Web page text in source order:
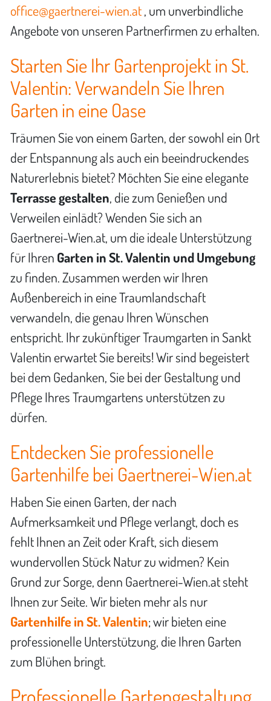
office@gaertnerei-wien.at, um unverbindliche
Angebote von unseren Partnerfirmen zu erhalten.
Starten Sie Ihr Gartenprojekt in St.
Valentin: Verwandeln Sie Ihren
Garten in eine Oase
Träumen Sie von einem Garten, der sowohl ein Ort
der Entspannung als auch ein beeindruckendes
Naturerlebnis bietet? Möchten Sie eine elegante
Terrasse gestalten, die zum Genießen und
Verweilen einlädt? Wenden Sie sich an
Gaertnerei-Wien.at, um die ideale Unterstützung
für Ihren Garten in St. Valentin und Umgebung
zu finden. Zusammen werden wir Ihren
Außenbereich in eine Traumlandschaft
verwandeln, die genau Ihren Wünschen
entspricht. Ihr zukünftiger Traumgarten in Sankt
Valentin erwartet Sie bereits! Wir sind begeistert
bei dem Gedanken, Sie bei der Gestaltung und
Pflege Ihres Traumgartens unterstützen zu
dürfen.
Entdecken Sie professionelle
Gartenhilfe bei Gaertnerei-Wien.at
Haben Sie einen Garten, der nach
Aufmerksamkeit und Pflege verlangt, doch es
fehlt Ihnen an Zeit oder Kraft, sich diesem
wundervollen Stück Natur zu widmen? Kein
Grund zur Sorge, denn Gaertnerei-Wien.at steht
Ihnen zur Seite. Wir bieten mehr als nur
Gartenhilfe in St. Valentin; wir bieten eine
professionelle Unterstützung, die Ihren Garten
zum Blühen bringt.